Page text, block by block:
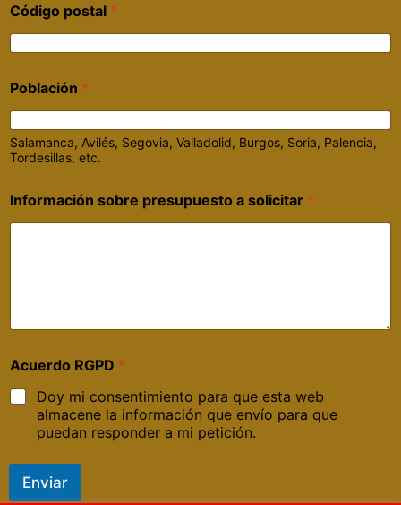
Código postal *
Población *
Salamanca, Avilés, Segovia, Valladolid, Burgos, Soria, Palencia,
Tordesillas, etc.
Información sobre presupuesto a solicitar *
Acuerdo RGPD *
Doy mi consentimiento para que esta web
almacene la información que envío para que
puedan responder a mi petición.
Enviar